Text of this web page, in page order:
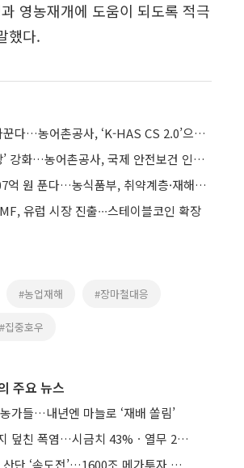
영농재개에 도움이 되도록 적극
했다.
기후 위기 설계 바꾼다…농어촌공사, ‘K-HAS CS 2.0’으로 재해 대응 고도화
‘재해 없는 사업장’ 강화…농어촌공사, 국제 안전보건 인증 획득
새해 첫날부터 607억 원 푼다…농식품부, 취약계층·재해농가 ‘속도 집행’
유럽 시장 진출∙∙∙스테이블코인 확장
#농업재해 #장마철대응
#집중호우
주요 뉴스
가들…내년엔 마늘로 ‘재배 쏠림’
생산부터 밥상까지 덮친 폭염…시금치 43%ㆍ열무 28% 급등
용인·호남 반도체 산단 ‘속도전’…1600조 메가투자 이행 총력